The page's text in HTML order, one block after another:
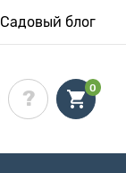
Садовый блог
0